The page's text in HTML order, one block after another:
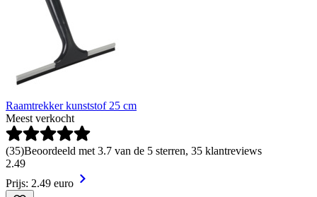
Raamtrekker kunststof 25 cm
Meest verkocht
(35)Beoordeeld met 3.7 van de 5 sterren, 35 klantreviews
2.49
Prijs: 2.49 euro